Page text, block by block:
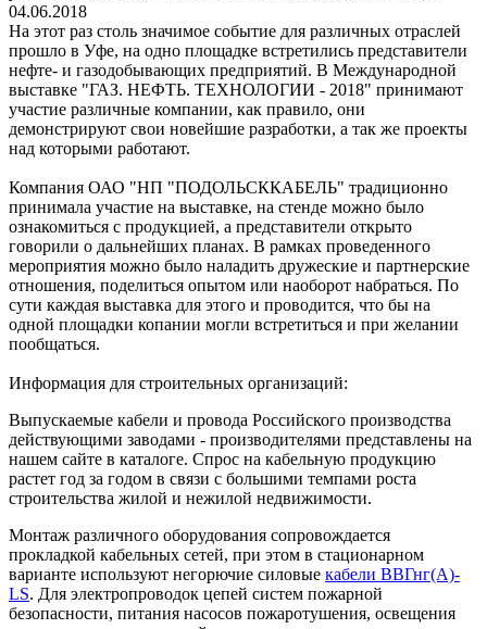
04.06.2018
На этот раз столь значимое событие для различных отраслей
прошло в Уфе, на одно площадке встретились представители
нефте- и газодобывающих предприятий. В Международной
выставке "ГАЗ. НЕФТЬ. ТЕХНОЛОГИИ - 2018" принимают
участие различные компании, как правило, они
демонстрируют свои новейшие разработки, а так же проекты
над которыми работают.
Компания ОАО "НП "ПОДОЛЬСККАБЕЛЬ" традиционно
принимала участие на выставке, на стенде можно было
ознакомиться с продукцией, а представители открыто
говорили о дальнейших планах. В рамках проведенного
мероприятия можно было наладить дружеские и партнерские
отношения, поделиться опытом или наоборот набраться. По
сути каждая выставка для этого и проводится, что бы на
одной площадки копании могли встретиться и при желании
пообщаться.
Информация для строительных организаций:
Выпускаемые кабели и провода Российского производства
действующими заводами - производителями представлены на
нашем сайте в каталоге. Спрос на кабельную продукцию
растет год за годом в связи с большими темпами роста
строительства жилой и нежилой недвижимости.
Монтаж различного оборудования сопровождается
прокладкой кабельных сетей, при этом в стационарном
варианте используют негорючие силовые кабели ВВГнг(А)-
LS. Для электропроводок цепей систем пожарной
безопасности, питания насосов пожаротушения, освещения